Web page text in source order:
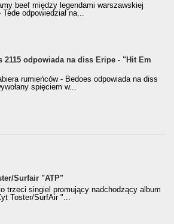
beef między legendami warszawskiej
odpowiedział na...
2115 odpowiada na diss Eripe - "Hit Em
rumieńców - Bedoes odpowiada na diss
spięciem w...
ATP VIDEO
Surfair "ATP"
trzeci singiel promujący nadchodzący album
Toster/SurfAir "...